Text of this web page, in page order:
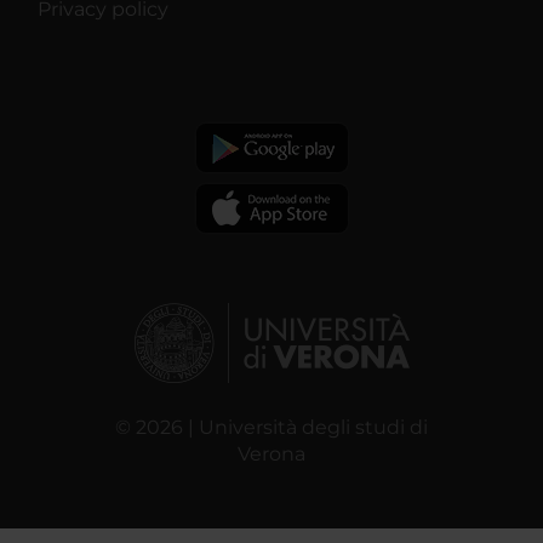
Privacy policy
© 2026 | Università degli studi di
Verona